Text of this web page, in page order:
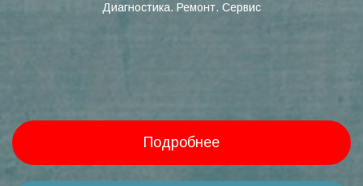
Диагностика. Ремонт. Сервис
Подробнее